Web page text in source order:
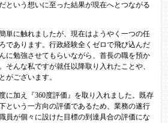
という想いに至った結果が現在へとつながる
単に触れましたが、現在はようやく一つの任
であります。行政経験全くゼロで飛び込んだ
に勉強させてもらいながら、首長の職を預か
そんな私ですが就任以降取り入れたことや、
がございます。
に加え『360度評価』を取り入れました。既存
という一方向の評価であるため、業務の遂行
員が個々に設けた目標の到達具合の評価にな